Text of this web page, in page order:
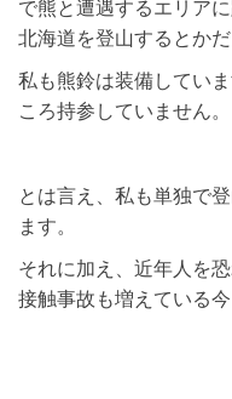
で熊と遭遇するエリア
北海道を登山するとかだ
私も熊鈴は装備してい
ころ持参していません。
とは言え、私も単独で
ます。
それに加え、近年人を
接触事故も増えている今